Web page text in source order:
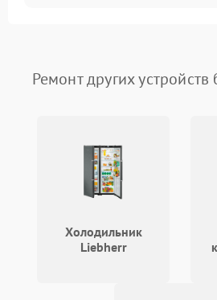
Ремонт других
Холодильник
Liebherr